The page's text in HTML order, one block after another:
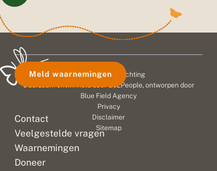
Contact
Veelgestelde vragen
Waarnemingen
Doneer
Meld waarnemingen
© 2026 Vlinderstichting
Duurzaam ontwikkeld door
Go2People, ontworpen door
Blue Field Agency
Privacy
Disclaimer
Sitemap